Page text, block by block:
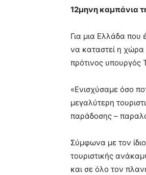
12μηνη καμπάνια
Για μια Ελλάδα που
να καταστεί η χώρα
πρότινος υπουργός
«Ενισχύσαμε όσο
μεγαλύτερη
παράδοσης –
Σύμφωνα με τον
τουριστικής
και σε όλο τον